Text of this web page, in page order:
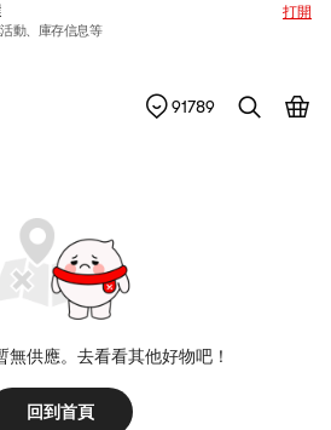
動、庫存信息等
打開
91789
無供應。去看看其他好物吧！
回到首頁